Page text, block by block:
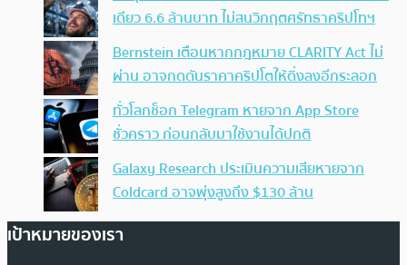
เดียว 6.6 ล้านบาท ไม่สนวิกฤตศรัทธาคริปโทฯ
Bernstein เตือนหากกฎหมาย CLARITY Act ไม่
ผ่าน อาจกดดันราคาคริปโตให้ดิ่งลงอีกระลอก
ทั่วโลกช็อก Telegram หายจาก App Store
ชั่วคราว ก่อนกลับมาใช้งานได้ปกติ
Galaxy Research ประเมินความเสียหายจาก
Coldcard อาจพุ่งสูงถึง $130 ล้าน
เป้าหมายของเรา